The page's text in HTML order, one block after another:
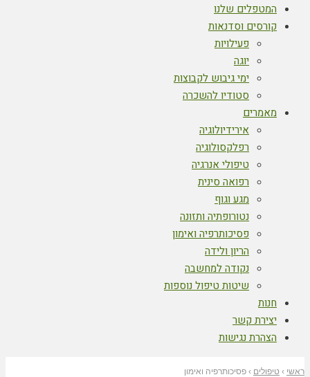
המטפלים שלנו
קורסים וסדנאות
פעילויות
יוגה
ימי גיבוש לקבוצות
סטודיו להשכרה
מאמרים
אירידיולוגיה
רפלקסולוגיה
טיפולי אנרגיה
רפואה סינית
מגע וגוף
נטורופתיה ותזונה
פסיכותרפיה ואימון
הריון ולידה
נקודה למחשבה
שיטות טיפול נוספות
חנות
יצירת קשר
הצהרת נגישות
ראשי › טיפולים › פסיכותרפיה ואימון